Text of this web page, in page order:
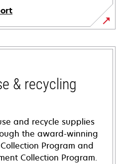
& recycling
and recycle supplies
the award-winning
Program and
Collection Program.